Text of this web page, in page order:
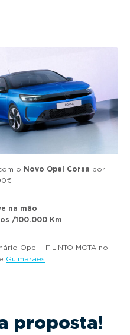
o Novo Opel Corsa por
na mão
/100.000 Km
Opel - FILINTO MOTA no
e Guimarães.
proposta!